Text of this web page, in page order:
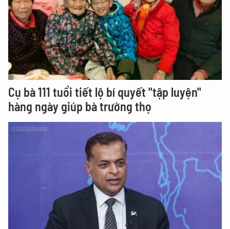
Cụ bà 111 tuổi tiết lộ bí quyết "tập luyện"
hàng ngày giúp bà trường thọ